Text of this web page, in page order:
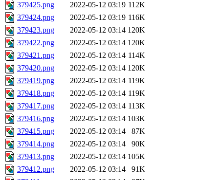
379425.png
2022-05-12 03:19 112K
379424.png
2022-05-12 03:19 116K
379423.png
2022-05-12 03:14 120K
379422.png
2022-05-12 03:14 120K
379421.png
2022-05-12 03:14 114K
379420.png
2022-05-12 03:14 120K
379419.png
2022-05-12 03:14 119K
379418.png
2022-05-12 03:14 119K
379417.png
2022-05-12 03:14 113K
379416.png
2022-05-12 03:14 103K
379415.png
2022-05-12 03:14
87K
379414.png
2022-05-12 03:14
90K
379413.png
2022-05-12 03:14 105K
379412.png
2022-05-12 03:14
91K